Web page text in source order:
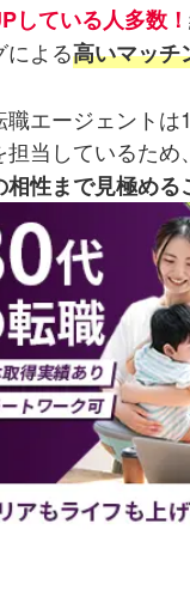
している人多数！
による高いマッチ
職エージェントは
当しているため、
相性まで見極める